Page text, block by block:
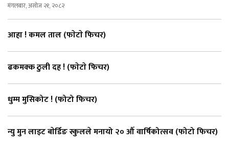
मंगलबार, असोज २१, २०८२
आहा ! कमल ताल (फाेटाे फिचर)
ढकमक्क ठुली दह ! (फाेटाे फिचर)
धुम्म मुसिकोट ! (फोटो फिचर)
न्यु मुन लाइट बाेर्डिङ स्कुलले मनायो २० औँ वार्षिकोत्सव (फोटो फिचर)